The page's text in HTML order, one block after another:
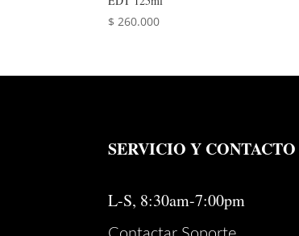
$ 260.000
SERVICIO Y CONTACTO
L-S, 8:30am-7:00pm